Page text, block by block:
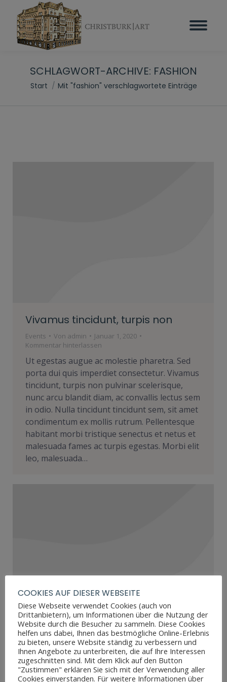
SCHLAGWORT-ARCHIVE: FASHION
Sie befinden sich hier:
Start Mit "fashion" verschlagwortete Einträge
Vivamus tincidunt, turpis non
Events Von admin
Januar 1, 2020
Kommentar hinterlassen
Ut egestas augue ac molestie pharetra. Sed
porta dui quis imperdiet consectetur. Vivamus
tincidunt, turpis non pulvinar scelerisque,
nunc arcu blandit diam, ac convallis lectus sem
in odio. Nulla tincidunt tincidunt sem, sit amet
condimentum ex mollis rutrum. Pellentesque
habitant morbi tristique senectus et netus et
malesuada fames ac turpis egestas. Morbi elit
leo, malesuada…
Morbi in magna sapien
Fashion news Vonadmin
Januar 1, 2020
Kommentar hinterlassen
COOKIES AUF DIESER WEBSEITE
Diese Webseite verwendet Cookies (auch von
Drittanbietern), um Informationen über die Nutzung der
Website durch die Besucher zu sammeln. Diese Cookies
helfen uns dabei, Ihnen das bestmögliche Online-Erlebnis
zu bieten, unsere Website ständig zu verbessern und
Ihnen Angebote zu unterbreiten, die auf Ihre Interessen
zugeschnitten sind. Mit dem Klick auf den Button
"Zustimmen" erklären Sie sich mit der Verwendung aller
Cookies einverstanden. Für weitere Informationen über